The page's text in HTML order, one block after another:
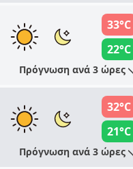
33°C
22°C
Πρόγνωση ανά 3 ώρες
32°C
21°C
Πρόγνωση ανά 3 ώρες